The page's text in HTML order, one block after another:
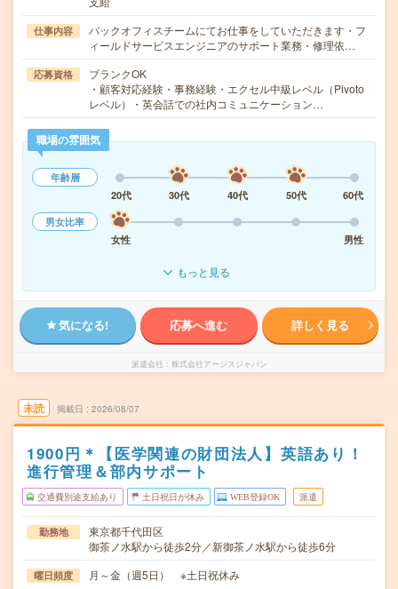
仕事内容
バックオフィスチームにてお仕事をしていただきます・フ
ィールドサービスエンジニアのサポート業務・修理依…
応募資格
ブランクOK
・顧客対応経験・事務経験・エクセル中級レベル（Pivoto
レベル）・英会話での社内コミュニケーション…
職場の雰囲気
年齢層
20代
30代 40代 50代
60代
男女比率
女性
男性
もっと見る
気になる! 応募へ進む 詳しく見る
派遣会社 株式会社アージスジャパン
未読 掲載日 2026/08/07
1900円＊【医学関連の財団法人】英語あり！
進行管理＆部内サポート
交通費別途支給あり 土日祝日が休み WEB登録OK 派遣
勤務地
東京都千代田区
御茶ノ水駅から徒歩2分／新御茶ノ水駅から徒歩6分
曜日頻度 月～金（週5日） ※土日祝休み